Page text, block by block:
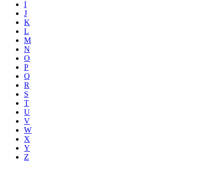
I
J
K
L
M
N
O
P
Q
R
S
T
U
V
W
X
Y
Z